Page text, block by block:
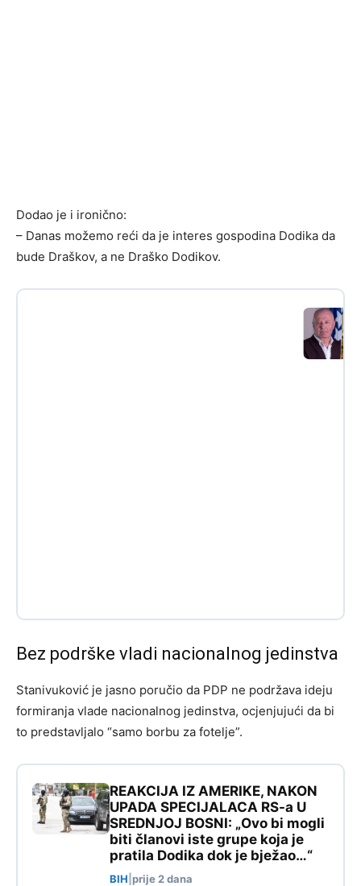
Dodao je i ironično:
– Danas možemo reći da je interes gospodina Dodika da
bude Draškov, a ne Draško Dodikov.
Bez podrške vladi nacionalnog jedinstva
Stanivuković je jasno poručio da PDP ne podržava ideju
formiranja vlade nacionalnog jedinstva, ocjenjujući da bi
to predstavljalo “samo borbu za fotelje”.
REAKCIJA IZ AMERIKE, NAKON
UPADA SPECIJALACA RS-a U
SREDNJOJ BOSNI: „Ovo bi mogli
biti članovi iste grupe koja je
pratila Dodika dok je bježao…“
BIH prije 2 dana